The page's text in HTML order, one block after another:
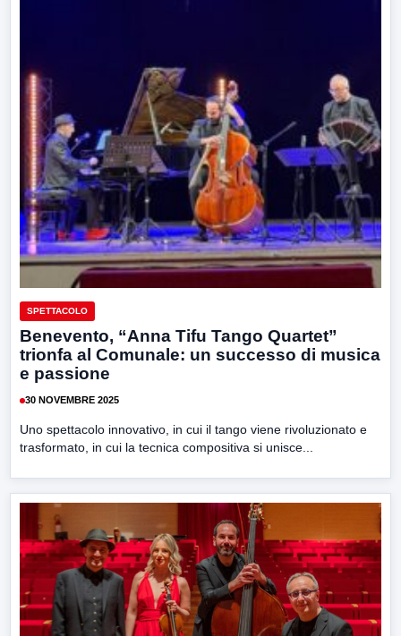
SPETTACOLO
Benevento, “Anna Tifu Tango Quartet”
trionfa al Comunale: un successo di musica
e passione
30 NOVEMBRE 2025
Uno spettacolo innovativo, in cui il tango viene rivoluzionato e
trasformato, in cui la tecnica compositiva si unisce...